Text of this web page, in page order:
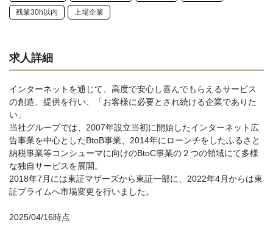
残業30h以内 上場企業
求人詳細
インターネットを通じて、高度で安心し喜んでもらえるサービス
の創造、提供を行い、「お客様に必要とされ続ける企業でありた
い」
当社グループでは、2007年設立当初に開始したインターネット広
告事業を中心としたBtoB事業、2014年にローンチをしたふるさと
納税事業等コンシューマに向けのBtoC事業の２つの領域にて多様
な独自サービスを展開。
2018年7月には東証マザーズから東証一部に、2022年4月からは東
証プライムへ市場変更を行いました。
2025/04/16時点